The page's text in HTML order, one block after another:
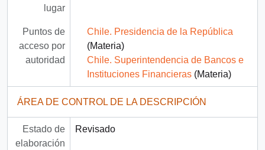
lugar
Puntos de
acceso por
autoridad
Chile. Presidencia de la República
(Materia)
Chile. Superintendencia de Bancos e
Instituciones Financieras(Materia)
ÁREA DE CONTROL DE LA DESCRIPCIÓN
Estado de
elaboración
Revisado